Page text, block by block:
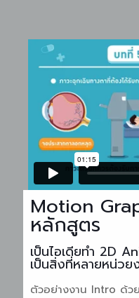
Motion
หลักสูตร
เป็นไอเดียทำ 2D
เป็นสิ่งที่หลายหน่วย
ตัวอย่างงาน Intro ด้